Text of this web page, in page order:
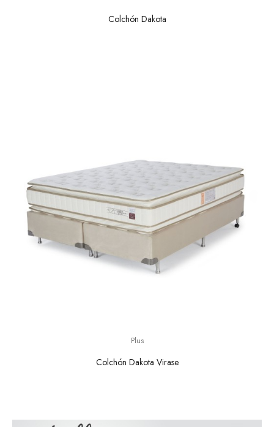
Colchón Dakota
Plus
Colchón Dakota Virase